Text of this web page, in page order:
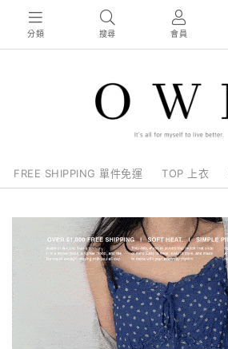
分類 搜尋 會員
FREE SHIPPING 單件免運 TOP 上衣